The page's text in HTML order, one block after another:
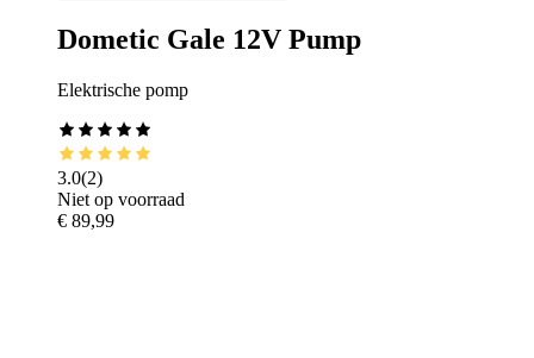
Dometic Gale 12V Pump
Elektrische pomp
3.0(2)
Niet op voorraad
€ 89,99